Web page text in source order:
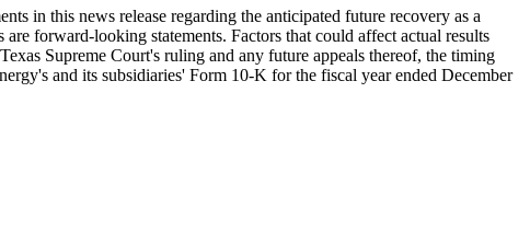
in this news release regarding the anticipated future recovery as a
forward-looking statements. Factors that could affect actual results
Supreme Court's ruling and any future appeals thereof, the timing
and its subsidiaries' Form 10-K for the fiscal year ended December